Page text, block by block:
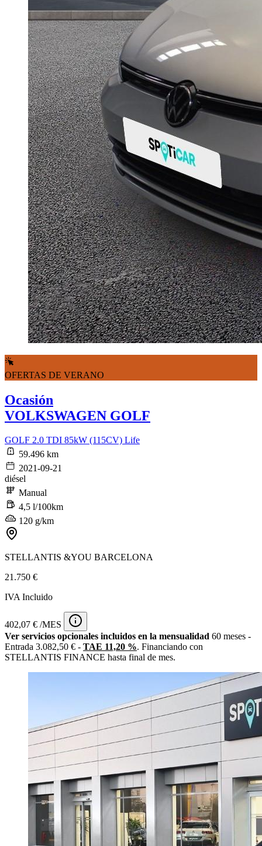
OFERTAS DE VERANO
Ocasión
VOLKSWAGEN GOLF
GOLF 2.0 TDI 85kW (115CV) Life
59.496 km
2021-09-21
diésel
Manual
4,5 l/100km
120 g/km
STELLANTIS &YOU BARCELONA
21.750 €
IVA Incluido
402,07 € /MES
Ver servicios opcionales incluidos en la mensualidad 60 meses -
Entrada 3.082,50 € - TAE 11,20 %. Financiando con
STELLANTIS FINANCE hasta final de mes.